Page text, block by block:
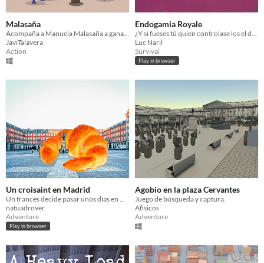
Malasaña
JaviTalavera
Action
Endogamia Royale
Luc Naril
Survival
Play in browser
Un croisaint en Madrid
natuadrover
Adventure
Play in browser
Agobio en la plaza Cervantes
Juego de búsqueda y captura.
Afisicos
Adventure